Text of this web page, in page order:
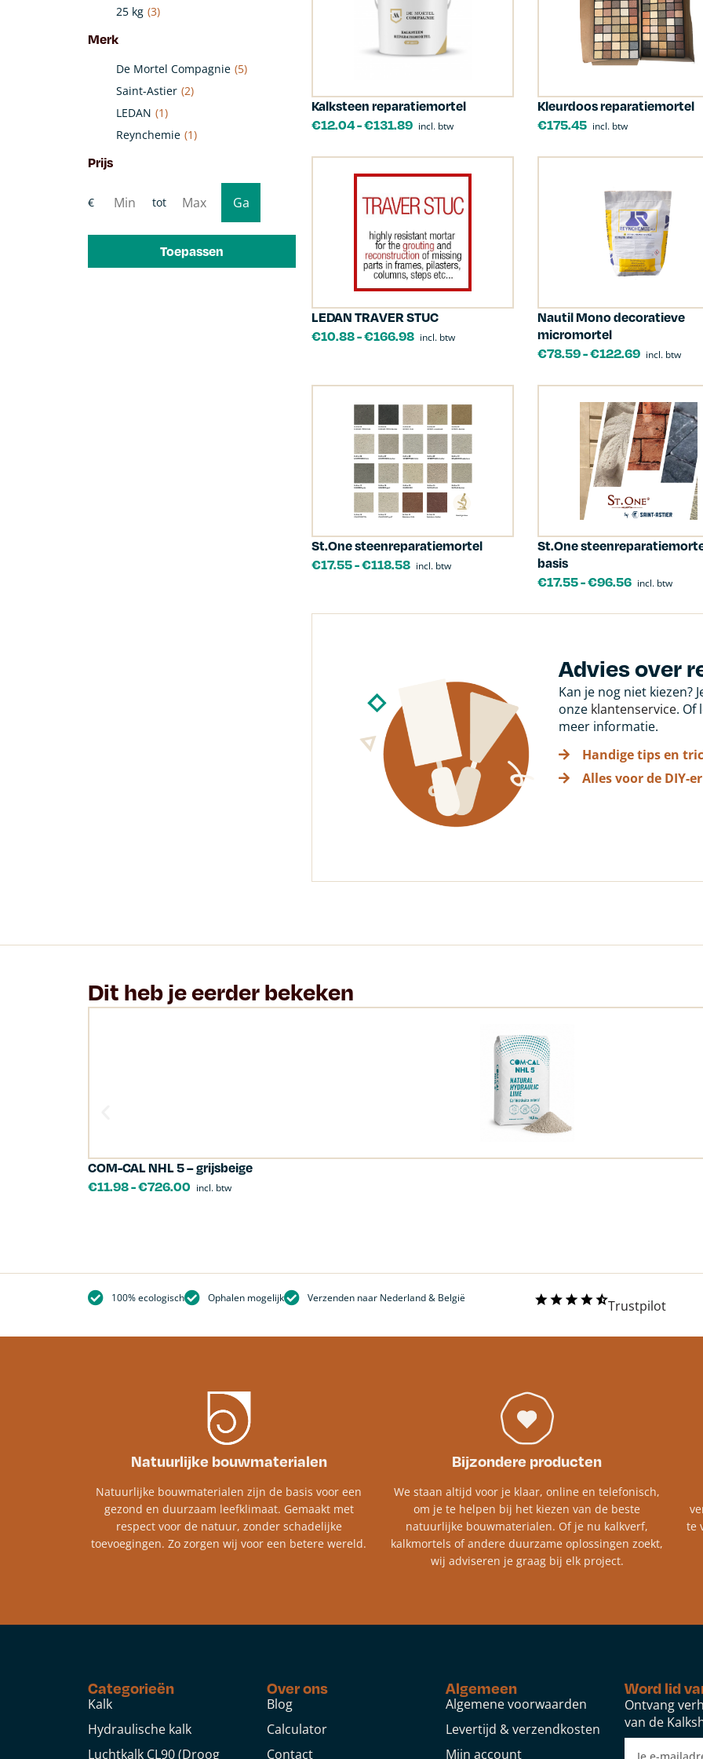
25 kg (3)
Merk
De Mortel Compagnie (5)
Saint-Astier (2)
LEDAN (1)
Reynchemie (1)
Prijs
Toepassen
Kalksteen reparatiemortel
€12.04-€131.89 incl. btw
Kleurdoos reparatiemortel
€175.45 incl. btw
LEDAN TRAVER STUC
€10.88-€166.98 incl. btw
Nautil Mono decoratieve
micromortel
€78.59-€122.69 incl. btw
St.One steenreparatiemortel
€17.55-€118.58 incl. btw
St.One
basis
€17.55-€96.56 incl. btw
Advies over
Kan je nog niet kiezen?
onze klantenservice. Of
meer informatie.
Handige tips en
Alles voor de DIY-er
Dit heb je eerder bekeken
COM-CAL NHL 5 – grijsbeige
€11.98-€726.00 incl. btw
100% ecologisch Ophalen mogelijk Verzenden naar Nederland & België Trustpilot
Natuurlijke bouwmaterialen
Natuurlijke bouwmaterialen zijn de basis voor een
gezond en duurzaam leefklimaat. Gemaakt met
respect voor de natuur, zonder schadelijke
toevoegingen. Zo zorgen wij voor een betere wereld.
Bijzondere producten
We staan altijd voor je klaar, online en telefonisch,
om je te helpen bij het kiezen van de beste
natuurlijke bouwmaterialen. Of je nu kalkverf,
kalkmortels of andere duurzame oplossingen zoekt,
wij adviseren je graag bij elk project.​
te
Categorieën
Kalk
Hydraulische kalk
Luchtkalk CL90 (Droog
Over ons
Blog
Calculator
Contact
Algemeen
Algemene voorwaarden
Levertijd & verzendkosten
Mijn account
Word lid
Ontvang
van de